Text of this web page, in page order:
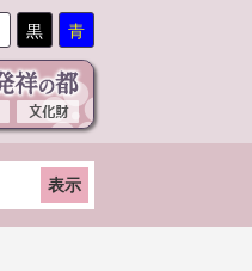
黒 青